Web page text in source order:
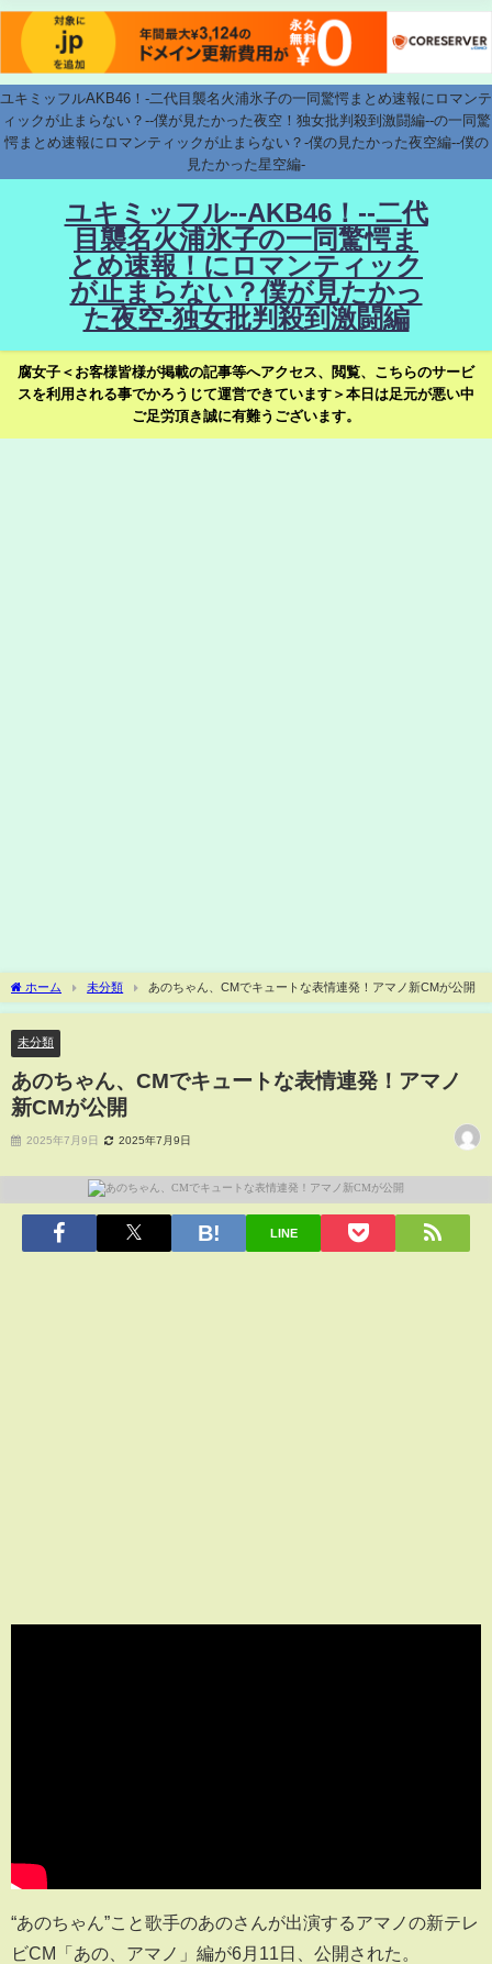
ユキミッフルAKB46！-二代目襲名火浦氷子の一同驚愕まとめ速報にロマンテ
ィックが止まらない？--僕が見たかった夜空！独女批判殺到激闘編--の一同驚
愕まとめ速報にロマンティックが止まらない？-僕の見たかった夜空編--僕の
見たかった星空編-
ユキミッフル--AKB46！--二代
目襲名火浦氷子の一同驚愕ま
とめ速報！にロマンティック
が止まらない？僕が見たかっ
た夜空-独女批判殺到激闘編
腐女子＜お客様皆様が掲載の記事等へアクセス、閲覧、こちらのサービ
スを利用される事でかろうじて運営できています＞本日は足元が悪い中
ご足労頂き誠に有難うございます。
ホーム 未分類 あのちゃん、CMでキュートな表情連発！アマノ新CMが公開
未分類
あのちゃん、CMでキュートな表情連発！アマノ
新CMが公開
2025年7月9日 2025年7月9日
LINE
“あのちゃん”こと歌手のあのさんが出演するアマノの新テレ
ビCM「あの、アマノ」編が6月11日、公開された。